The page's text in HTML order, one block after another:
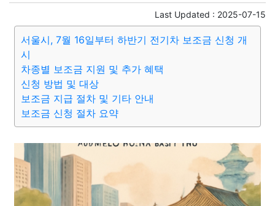
반려동물 패션 미용
증권 인테리어 요리 상품리뷰 원예 금융
게임 스포츠 사진 대출 자동차
맛집 IT 컴퓨터 기술
의료 의학 경제 마케팅 부동산 외국어 교육
교통 기타
Last Updated : 2025-07-15
서울시, 7월 16일부터 하반기 전기차 보조금 신청 개
시
차종별 보조금 지원 및 추가 혜택
신청 방법 및 대상
보조금 지급 절차 및 기타 안내
보조금 신청 절차 요약